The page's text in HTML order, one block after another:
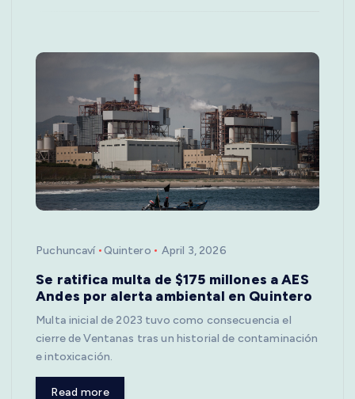
Puchuncaví Quintero April 3, 2026
Se ratifica multa de $175 millones a AES
Andes por alerta ambiental en Quintero
Multa inicial de 2023 tuvo como consecuencia el
cierre de Ventanas tras un historial de contaminación
e intoxicación.
Read more